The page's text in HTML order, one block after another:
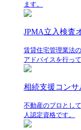
ます。
JPMA立入検査
賃貸住宅管理業法
アドバイスを行っ
相続支援コンサ
不動産のプロとし
人認定資格です。